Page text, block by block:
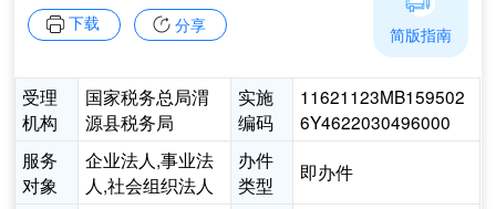
下载 分享
受理
机构
国家税务总局渭
源县税务局
实施
编码
11621123MB159502
6Y4622030496000
服务
对象
企业法人,事业法
人,社会组织法人
办件
类型
即办件
简版指南